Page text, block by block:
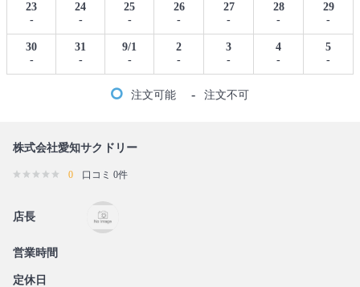
23
-
24
-
25
-
26
-
27
-
28
-
29
-
30
-
31
-
9/1
-
2
-
3
-
4
-
5
-
注文可能 - 注文不可
株式会社愛知サクドリー
0 口コミ 0件
店長
営業時間
定休日